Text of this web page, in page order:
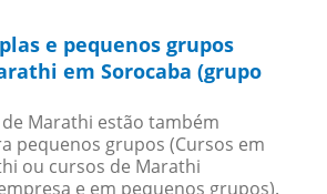
e pequenos grupos
em Sorocaba (grupo
Marathi estão também
pequenos grupos (Cursos em
ou cursos de Marathi
e em pequenos grupos).